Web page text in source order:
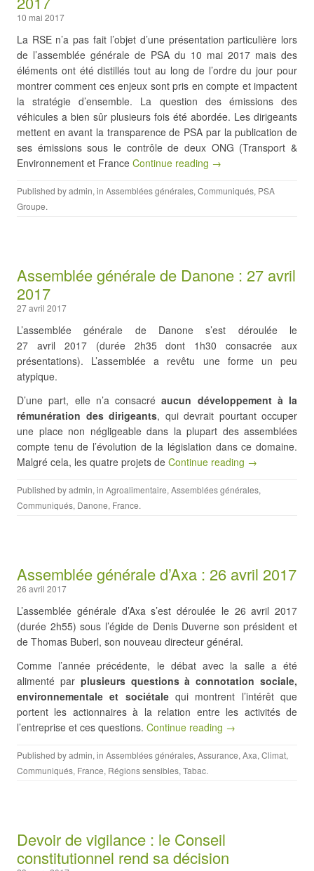
10 mai 2017
La RSE n’a pas fait l’objet d’une présentation particulière lors
de l’assemblée générale de PSA du 10 mai 2017 mais des
éléments ont été distillés tout au long de l’ordre du jour pour
montrer comment ces enjeux sont pris en compte et impactent
la stratégie d’ensemble. La question des émissions des
véhicules a bien sûr plusieurs fois été abordée. Les dirigeants
mettent en avant la transparence de PSA par la publication de
ses émissions sous le contrôle de deux ONG (Transport &
Environnement et France Continue reading →
Published byadmin, in Assemblées générales, Communiqués, PSA
Groupe.
Assemblée générale de Danone : 27 avril
2017
27 avril 2017
L’assemblée générale de Danone s’est déroulée le
27 avril 2017 (durée 2h35 dont 1h30 consacrée aux
présentations). L’assemblée a revêtu une forme un peu
atypique.
D’une part, elle n’a consacréaucun développement à la
rémunération des dirigeants, qui devrait pourtant occuper
une place non négligeable dans la plupart des assemblées
compte tenu de l’évolution de la législation dans ce domaine.
Malgré cela, les quatre projets de Continue reading →
Published byadmin, in Agroalimentaire, Assemblées générales,
Communiqués, Danone, France.
Assemblée générale d’Axa : 26 avril 2017
26 avril 2017
L’assemblée générale d’Axa s’est déroulée le 26 avril 2017
(durée 2h55) sous l’égide de Denis Duverne son président et
de Thomas Buberl, son nouveau directeur général.
Comme l’année précédente, le débat avec la salle a été
alimenté par plusieurs questions à connotation sociale,
environnementale et sociétalequi montrent l’intérêt que
portent les actionnaires à la relation entre les activités de
l’entreprise et ces questions. Continue reading →
Published byadmin, in Assemblées générales, Assurance, Axa, Climat,
Communiqués, France, Régions sensibles, Tabac.
Devoir de vigilance : le Conseil
constitutionnel rend sa décision